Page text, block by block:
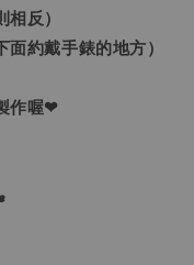
反）
約戴手錶的地方）
作喔❤